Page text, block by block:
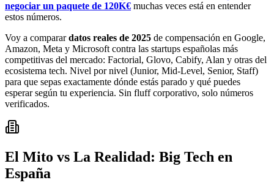
negociar un paquete de 120K€ muchas veces está en entender
estos números.
Voy a comparardatos reales de 2025 de compensación en Google,
Amazon, Meta y Microsoft contra las startups españolas más
competitivas del mercado: Factorial, Glovo, Cabify, Alan y otras del
ecosistema tech. Nivel por nivel (Junior, Mid-Level, Senior, Staff)
para que sepas exactamente dónde estás parado y qué puedes
esperar según tu experiencia. Sin fluff corporativo, solo números
verificados.
El Mito vs La Realidad: Big Tech en
España